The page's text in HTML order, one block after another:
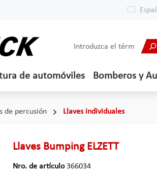
de automóviles Bomberos y
de percusión Llaves individuales
Llaves Bumping ELZETT
Nro. de artículo366034